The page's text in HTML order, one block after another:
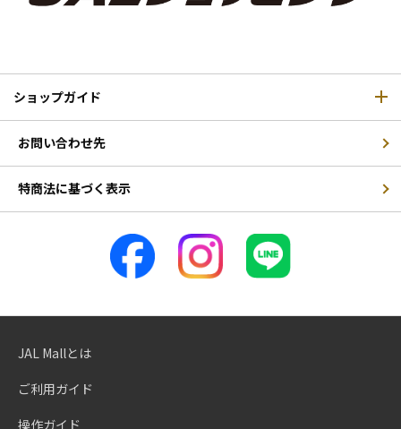
ショップガイド
お問い合わせ先
特商法に基づく表示
JAL Mallとは
ご利用ガイド
操作ガイド